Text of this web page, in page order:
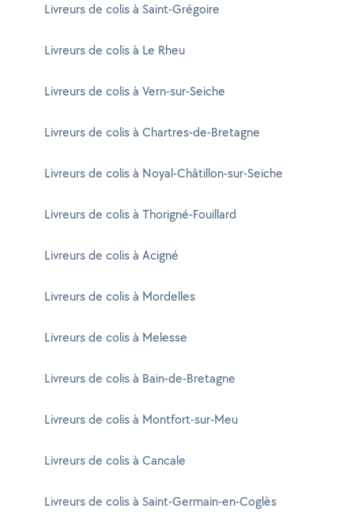
Livreurs de colis à Saint-Grégoire
Livreurs de colis à Le Rheu
Livreurs de colis à Vern-sur-Seiche
Livreurs de colis à Chartres-de-Bretagne
Livreurs de colis à Noyal-Châtillon-sur-Seiche
Livreurs de colis à Thorigné-Fouillard
Livreurs de colis à Acigné
Livreurs de colis à Mordelles
Livreurs de colis à Melesse
Livreurs de colis à Bain-de-Bretagne
Livreurs de colis à Montfort-sur-Meu
Livreurs de colis à Cancale
Livreurs de colis à Saint-Germain-en-Coglès